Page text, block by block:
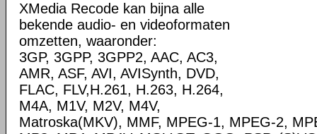
XMedia Recode kan bijna alle
bekende audio- en videoformaten
omzetten, waaronder:
3GP, 3GPP, 3GPP2, AAC, AC3,
AMR, ASF, AVI, AVISynth, DVD,
FLAC, FLV,H.261, H.263, H.264,
M4A, M1V, M2V, M4V,
Matroska(MKV), MMF, MPEG-1, MPEG-2,